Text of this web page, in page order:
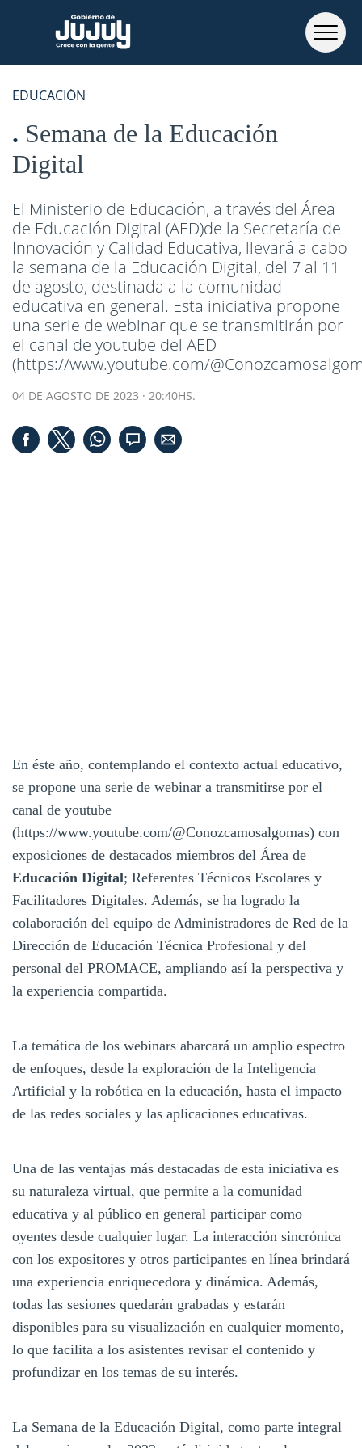
EDUCACIÓN
Semana de la Educación
Digital
El Ministerio de Educación, a través del Área
de Educación Digital (AED)de la Secretaría de
Innovación y Calidad Educativa, llevará a cabo
la semana de la Educación Digital, del 7 al 11
de agosto, destinada a la comunidad
educativa en general. Esta iniciativa propone
una serie de webinar que se transmitirán por
el canal de youtube del AED
(https://www.youtube.com/
04 DE AGOSTO DE 2023 · 20:40HS.
En éste año, contemplando el contexto actual educativo,
se propone una serie de webinar a transmitirse por el
canal de youtube
(https://www.youtube.com/@Conozcamosalgomas) con
exposiciones de destacados miembros del Área de
Educación Digital; Referentes Técnicos Escolares y
Facilitadores Digitales. Además, se ha logrado la
colaboración del equipo de Administradores de Red de la
Dirección de Educación Técnica Profesional y del
personal del PROMACE, ampliando así la perspectiva y
la experiencia compartida.
La temática de los webinars abarcará un amplio espectro
de enfoques, desde la exploración de la Inteligencia
Artificial y la robótica en la educación, hasta el impacto
de las redes sociales y las aplicaciones educativas.
Una de las ventajas más destacadas de esta iniciativa es
su naturaleza virtual, que permite a la comunidad
educativa y al público en general participar como
oyentes desde cualquier lugar. La interacción sincrónica
con los expositores y otros participantes en línea brindará
una experiencia enriquecedora y dinámica. Además,
todas las sesiones quedarán grabadas y estarán
disponibles para su visualización en cualquier momento,
lo que facilita a los asistentes revisar el contenido y
profundizar en los temas de su interés.
La Semana de la Educación Digital, como parte integral